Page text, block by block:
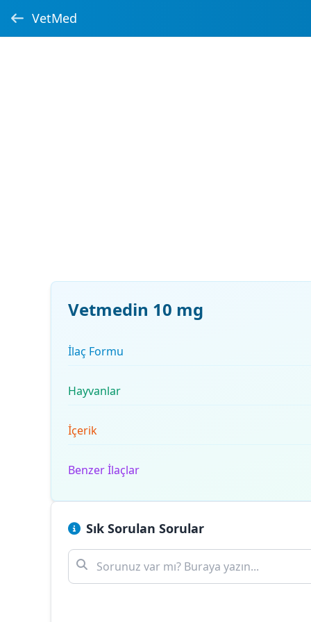
VetMed
Vetmedin 10 mg
İlaç Formu
Hayvanlar
İçerik
Benzer İlaçlar
Sık Sorulan Sorular